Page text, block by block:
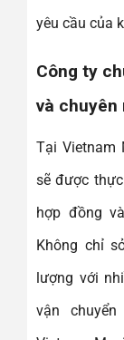
yêu cầu của
Công ty
và chuyên
Tại Vietnam
sẽ được
hợp đồng
Không chỉ
lượng với
vận